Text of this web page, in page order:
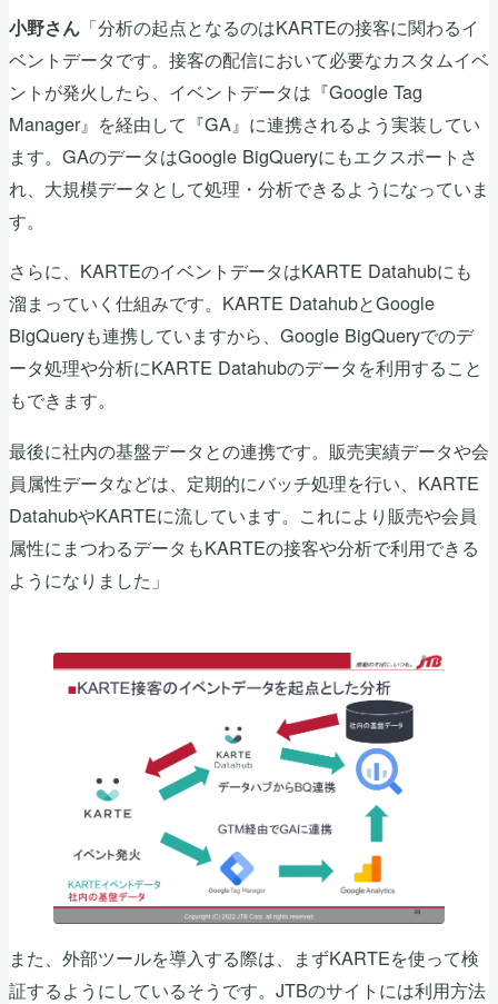
小野さん 「分析の起点となるのはKARTEの接客に関わるイ
ベントデータです。接客の配信において必要なカスタムイベ
ントが発火したら、イベントデータは『Google Tag
Manager』を経由して『GA』に連携されるよう実装してい
ます。GAのデータはGoogle BigQueryにもエクスポートさ
れ、大規模データとして処理・分析できるようになっていま
す。
さらに、KARTEのイベントデータはKARTE Datahubにも
溜まっていく仕組みです。KARTE DatahubとGoogle
BigQueryも連携していますから、Google BigQueryでのデ
ータ処理や分析にKARTE Datahubのデータを利用すること
もできます。
最後に社内の基盤データとの連携です。販売実績データや会
員属性データなどは、定期的にバッチ処理を行い、KARTE
DatahubやKARTEに流しています。これにより販売や会員
属性にまつわるデータもKARTEの接客や分析で利用できる
ようになりました」
また、外部ツールを導入する際は、まずKARTEを使って検
証するようにしているそうです。JTBのサイトには利用方法